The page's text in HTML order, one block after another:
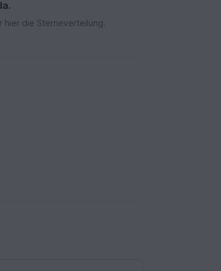
hier die Sterneverteilung.